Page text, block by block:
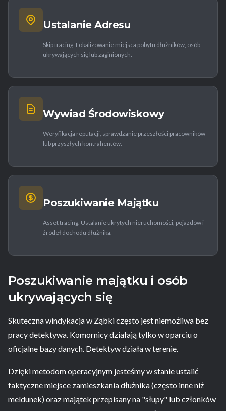
Ustalanie Adresu
Skip tracing. Lokalizowanie miejsca pobytu dłużników, osób
ukrywających się lub zaginionych.
Wywiad Środowiskowy
Weryfikacja reputacji, sprawdzanie przeszłości pracowników
lub przyszłych kontrahentów.
Poszukiwanie Majątku
Asset tracing. Ustalanie ukrytych nieruchomości, pojazdów i
źródeł dochodu dłużnika.
Poszukiwanie majątku i osób
ukrywających się
Skuteczna windykacja w Ząbki często jest niemożliwa bez
pracy detektywa. Komornicy działają tylko w oparciu o
oficjalne bazy danych. Detektyw działa w terenie.
Dzięki metodom operacyjnym jesteśmy w stanie ustalić
faktyczne miejsce zamieszkania dłużnika (często inne niż
meldunek) oraz majątek przepisany na "słupy" lub członków